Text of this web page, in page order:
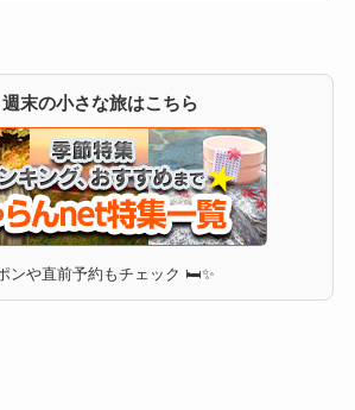
週末の小さな旅はこちら
ンや直前予約もチェック 🛏✨